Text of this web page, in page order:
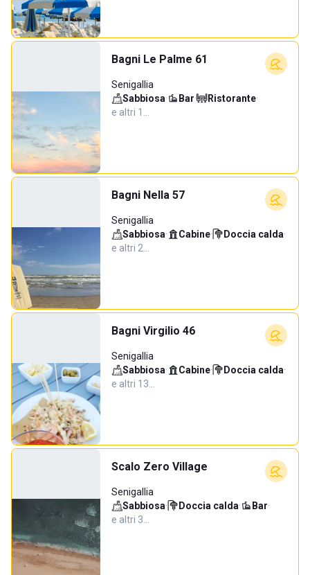
Bagni Le Palme 61
Senigallia
Sabbiosa· Bar· Ristorante·
e altri 1…
Bagni Nella 57
Senigallia
Sabbiosa· Cabine· Doccia calda·
e altri 2…
Bagni Virgilio 46
Senigallia
Sabbiosa· Cabine· Doccia calda·
e altri 13…
Scalo Zero Village
Senigallia
Sabbiosa· Doccia calda· Bar·
e altri 3…